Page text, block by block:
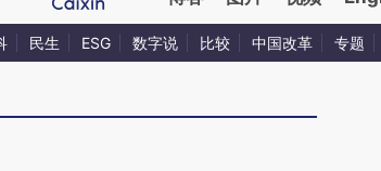
民生 ESG 数字说 比较 中国改革 专题